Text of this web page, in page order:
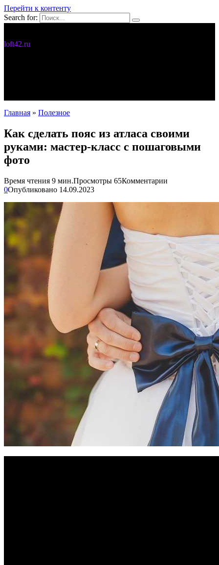
Перейти к контенту
Search for:
loft42.ru
Главная » Полезное
Как сделать пояс из атласа своими
руками: мастер-класс с пошаговыми
фото
Время чтения 9 мин.Просмотры 65Комментарии
0Опубликовано 14.09.2023